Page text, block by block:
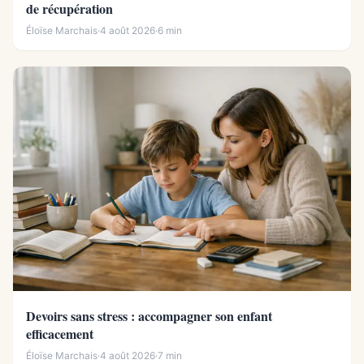
de récupération
Éloïse Marchais·4 août 2026·6 min
Devoirs sans stress : accompagner son enfant
efficacement
Éloïse Marchais·4 août 2026·7 min